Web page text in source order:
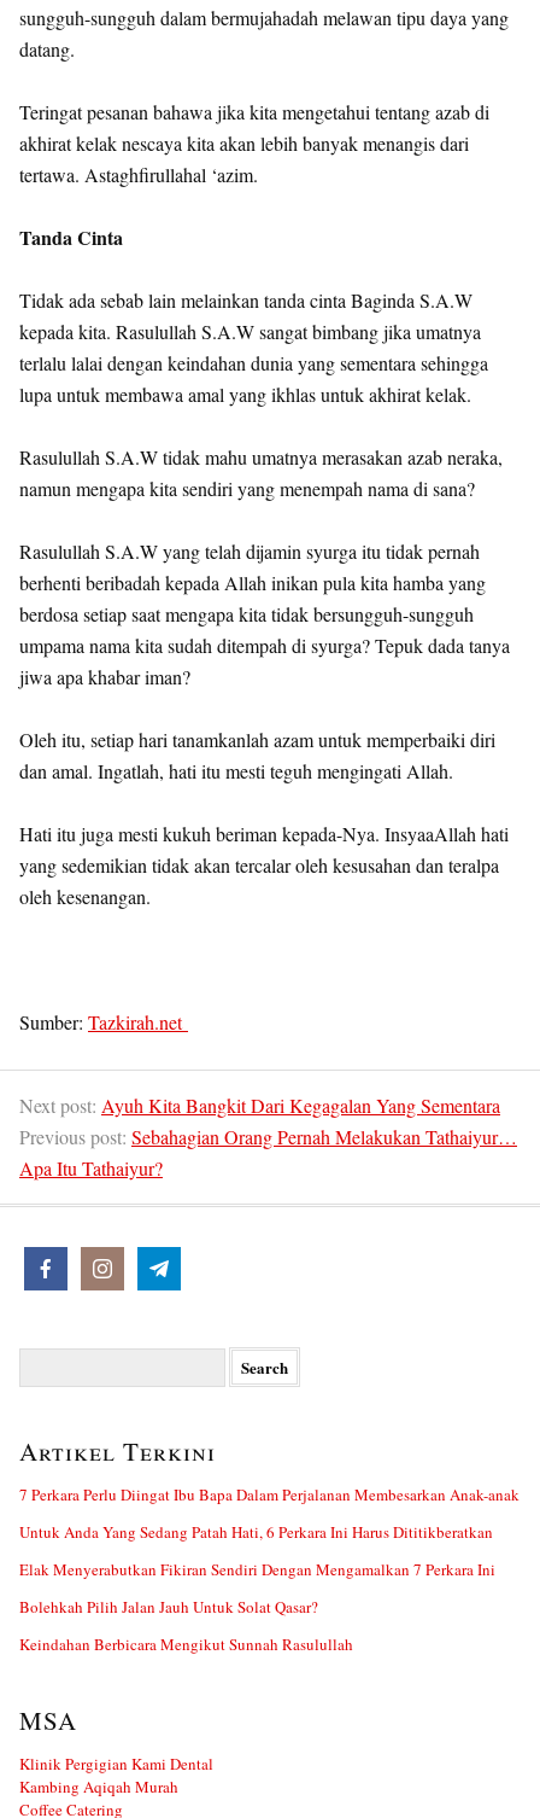
sungguh-sungguh dalam bermujahadah melawan tipu daya yang
datang.
Teringat pesanan bahawa jika kita mengetahui tentang azab di
akhirat kelak nescaya kita akan lebih banyak menangis dari
tertawa. Astaghfirullahal ‘azim.
Tanda Cinta
Tidak ada sebab lain melainkan tanda cinta Baginda S.A.W
kepada kita. Rasulullah S.A.W sangat bimbang jika umatnya
terlalu lalai dengan keindahan dunia yang sementara sehingga
lupa untuk membawa amal yang ikhlas untuk akhirat kelak.
Rasulullah S.A.W tidak mahu umatnya merasakan azab neraka,
namun mengapa kita sendiri yang menempah nama di sana?
Rasulullah S.A.W yang telah dijamin syurga itu tidak pernah
berhenti beribadah kepada Allah inikan pula kita hamba yang
berdosa setiap saat mengapa kita tidak bersungguh-sungguh
umpama nama kita sudah ditempah di syurga? Tepuk dada tanya
jiwa apa khabar iman?
Oleh itu, setiap hari tanamkanlah azam untuk memperbaiki diri
dan amal. Ingatlah, hati itu mesti teguh mengingati Allah.
Hati itu juga mesti kukuh beriman kepada-Nya. InsyaaAllah hati
yang sedemikian tidak akan tercalar oleh kesusahan dan teralpa
oleh kesenangan.
Sumber: Tazkirah.net
Next post: Ayuh Kita Bangkit Dari Kegagalan Yang Sementara
Previous post: Sebahagian Orang Pernah Melakukan Tathaiyur…
Apa Itu Tathaiyur?
Artikel Terkini
7 Perkara Perlu Diingat Ibu Bapa Dalam Perjalanan Membesarkan Anak-anak
Untuk Anda Yang Sedang Patah Hati, 6 Perkara Ini Harus Dititikberatkan
Elak Menyerabutkan Fikiran Sendiri Dengan Mengamalkan 7 Perkara Ini
Bolehkah Pilih Jalan Jauh Untuk Solat Qasar?
Keindahan Berbicara Mengikut Sunnah Rasulullah
MSA
Klinik Pergigian Kami Dental
Kambing Aqiqah Murah
Coffee Catering